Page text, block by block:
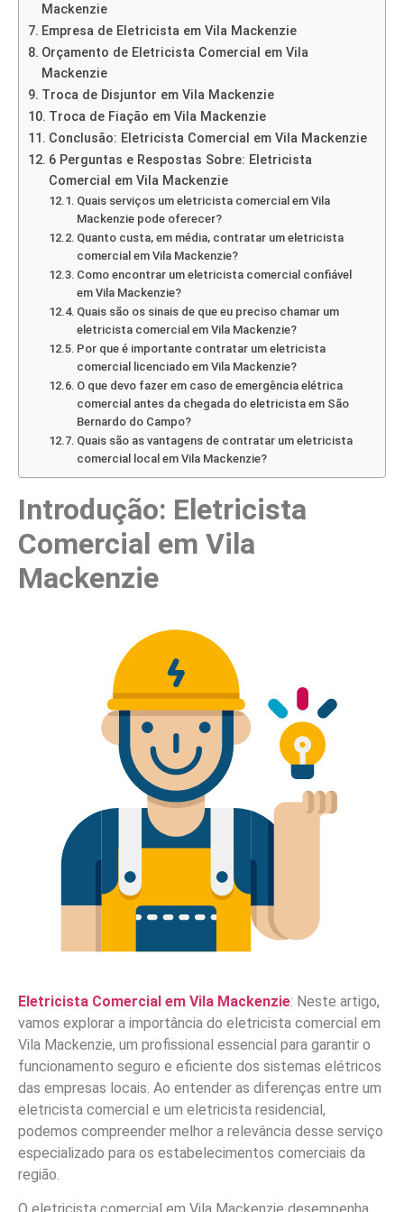
Mackenzie
Empresa de Eletricista em Vila Mackenzie
Orçamento de Eletricista Comercial em Vila
Mackenzie
Troca de Disjuntor em Vila Mackenzie
Troca de Fiação em Vila Mackenzie
Conclusão: Eletricista Comercial em Vila Mackenzie
6 Perguntas e Respostas Sobre: Eletricista
Comercial em Vila Mackenzie
Quais serviços um eletricista comercial em Vila
Mackenzie pode oferecer?
Quanto custa, em média, contratar um eletricista
comercial em Vila Mackenzie?
Como encontrar um eletricista comercial confiável
em Vila Mackenzie?
Quais são os sinais de que eu preciso chamar um
eletricista comercial em Vila Mackenzie?
Por que é importante contratar um eletricista
comercial licenciado em Vila Mackenzie?
O que devo fazer em caso de emergência elétrica
comercial antes da chegada do eletricista em São
Bernardo do Campo?
Quais são as vantagens de contratar um eletricista
comercial local em Vila Mackenzie?
Introdução: Eletricista
Comercial em Vila
Mackenzie
Eletricista Comercial em Vila Mackenzie: Neste artigo,
vamos explorar a importância do eletricista comercial em
Vila Mackenzie, um profissional essencial para garantir o
funcionamento seguro e eficiente dos sistemas elétricos
das empresas locais. Ao entender as diferenças entre um
eletricista comercial e um eletricista residencial,
podemos compreender melhor a relevância desse serviço
especializado para os estabelecimentos comerciais da
região.